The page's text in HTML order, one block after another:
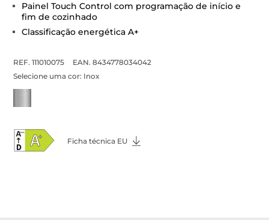
Painel Touch Control com programação de início e
fim de cozinhado
Classificação energética A+
REF. 111010075
EAN. 8434778034042
Selecione uma cor: Inox
Ficha técnica EU